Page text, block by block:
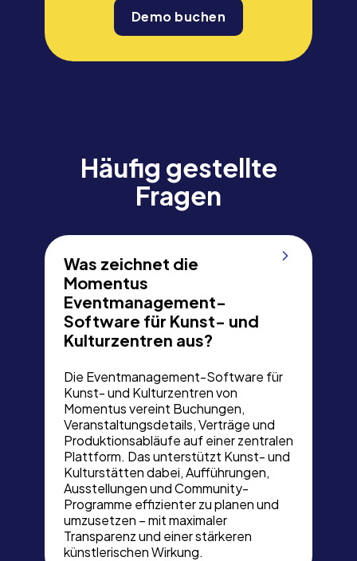
Demo buchen
Häufig gestellte
Fragen
Was zeichnet die
Momentus
Eventmanagement-
Software für Kunst- und
Kulturzentren aus?
Die Eventmanagement-Software für
Kunst- und Kulturzentren von
Momentus vereint Buchungen,
Veranstaltungsdetails, Verträge und
Produktionsabläufe auf einer zentralen
Plattform. Das unterstützt Kunst- und
Kulturstätten dabei, Aufführungen,
Ausstellungen und Community-
Programme effizienter zu planen und
umzusetzen – mit maximaler
Transparenz und einer stärkeren
künstlerischen Wirkung.